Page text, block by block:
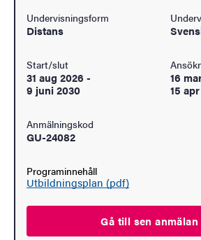
Undervisningsform
Distans
Start/slut
31 aug 2026 -
9 juni 2030
16
15
Anmälningskod
GU-24082
Programinnehåll
Utbildningsplan (pdf)
Gå till senanmälan